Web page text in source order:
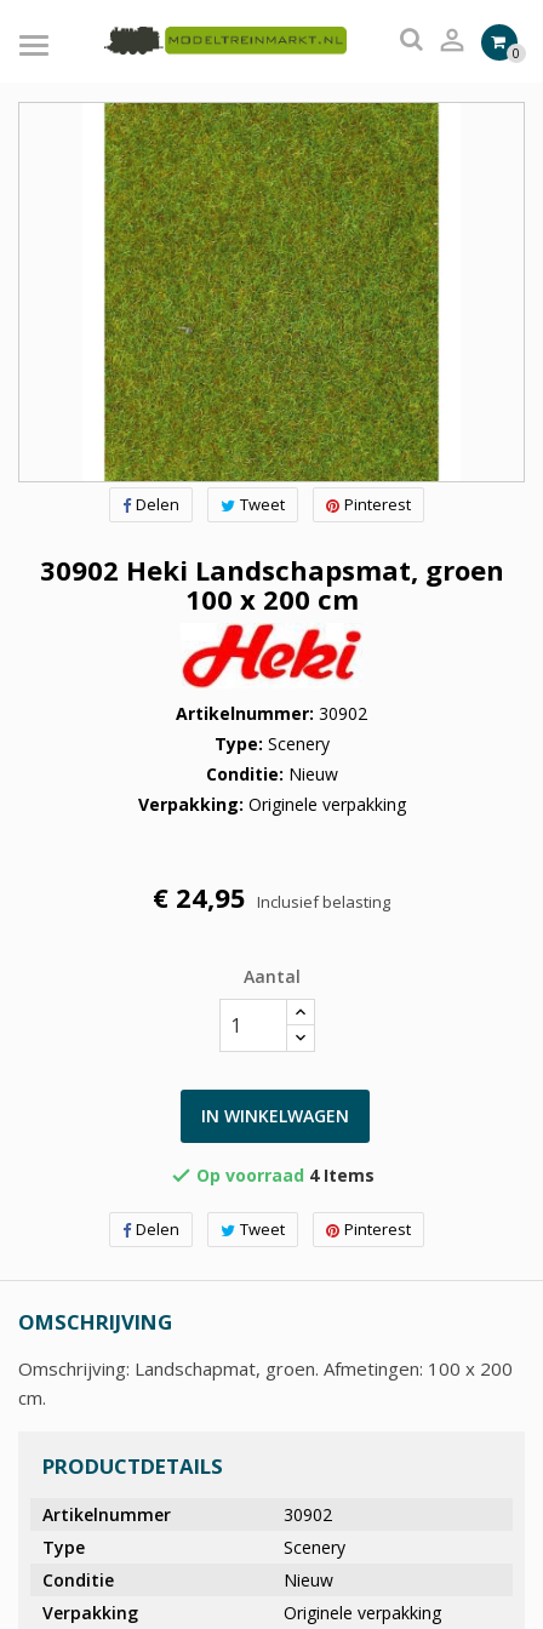
 0
Delen Tweet Pinterest
30902 Heki Landschapsmat, groen
100 x 200 cm
Artikelnummer 30902
Type Scenery
Conditie Nieuw
Verpakking Originele verpakking
€ 24,95 Inclusief belasting
Aantal
IN WINKELWAGEN
 Op voorraad 4 Items
Delen Tweet Pinterest
PRODUCTDETAILS
Artikelnummer
30902
Type
Scenery
Conditie
Nieuw
Verpakking
Originele verpakking
OMSCHRIJVING
Omschrijving: Landschapmat, groen. Afmetingen: 100 x 200
cm.